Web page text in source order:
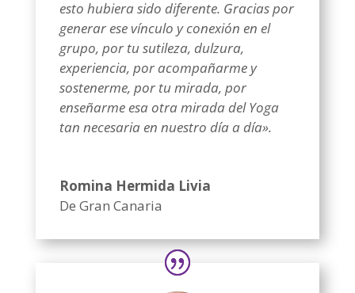
esto hubiera sido diferente. Gracias por
generar ese vínculo y conexión en el
grupo, por tu sutileza, dulzura,
experiencia, por acompañarme y
sostenerme, por tu mirada, por
enseñarme esa otra mirada del Yoga
tan necesaria en nuestro día a día».
Romina Hermida Livia
De Gran Canaria